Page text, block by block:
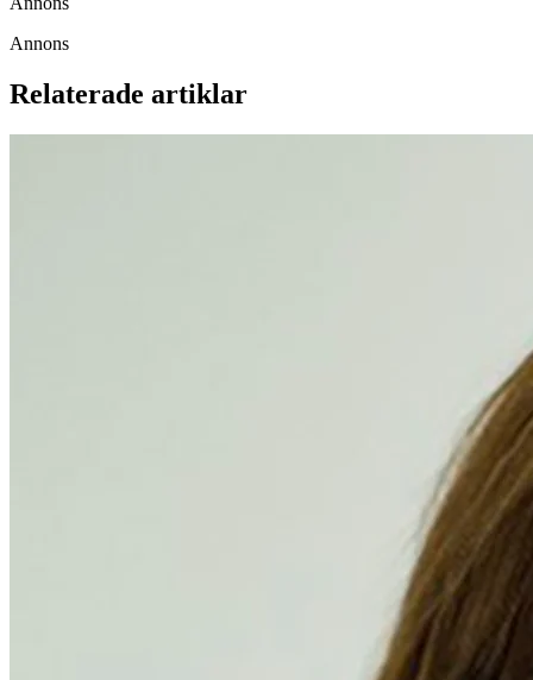
Annons
Relaterade artiklar